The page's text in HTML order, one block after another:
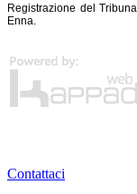
Registrazione del
Enna.
Contattaci